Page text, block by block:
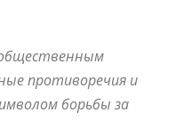
противоречия и
борьбы за